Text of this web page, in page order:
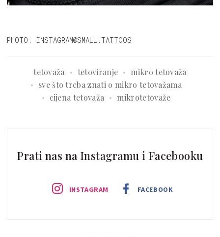
PHOTO: INSTAGRAM@SMALL.TATTOOS
tetovaža tetoviranje
mikro tetovaža
sve što treba znati o mikro tetovažama
cijena tetovaža
mikrotetovaže
Prati nas na Instagramu i Facebooku
INSTAGRAM FACEBOOK